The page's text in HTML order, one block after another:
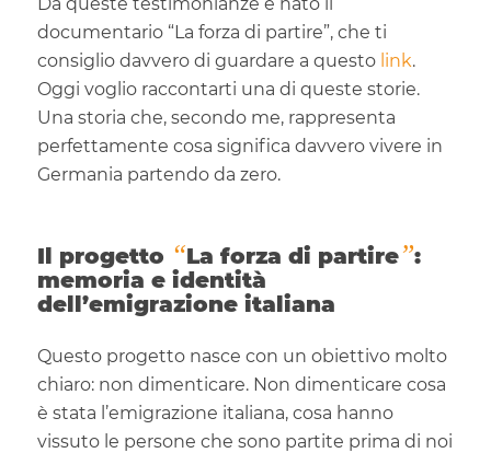
documentario “La forza di partire”, che ti
consiglio davvero di guardare a questo link.
Oggi voglio raccontarti una di queste storie.
Una storia che, secondo me, rappresenta
perfettamente cosa significa davvero vivere in
Germania partendo da zero.
Il progetto “La forza di partire”:
memoria e identità
dell’emigrazione italiana
Questo progetto nasce con un obiettivo molto
chiaro: non dimenticare. Non dimenticare cosa
è stata l’emigrazione italiana, cosa hanno
vissuto le persone che sono partite prima di noi